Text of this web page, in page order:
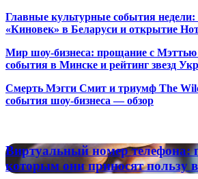
Главные культурные события недели:
«Киновек» в Беларуси и открытие
Мир шоу-бизнеса: прощание с
события в Минске и рейтинг звезд
Смерть Мэгги Смит и триумф The
события шоу-бизнеса — обзор
Виртуальный
номер
телефона:
Виртуальный номер телефона:
которым они приносят пользу